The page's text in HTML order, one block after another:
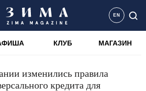
EN
КЛУБ МАГАЗИН
изменились правила
кредита для